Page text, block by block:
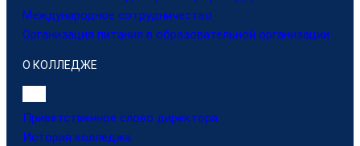
Международное сотрудничество
Организация питания в образовательной организации
О КОЛЛЕДЖЕ
Приветственное слово директора
История колледжа